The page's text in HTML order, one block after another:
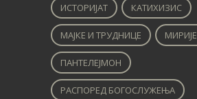
ИСТОРИЈАТ КАТИХИЗИС
МАЈКЕ И ТРУДНИЦЕ
ПАНТЕЛЕЈМОН
РАСПОРЕД БОГОСЛУЖЕЊА